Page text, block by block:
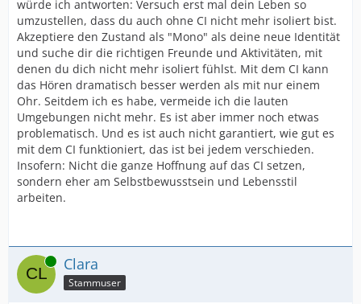
würde ich antworten: Versuch erst mal dein Leben so
umzustellen, dass du auch ohne CI nicht mehr isoliert bist.
Akzeptiere den Zustand als "Mono" als deine neue Identität
und suche dir die richtigen Freunde und Aktivitäten, mit
denen du dich nicht mehr isoliert fühlst. Mit dem CI kann
das Hören dramatisch besser werden als mit nur einem
Ohr. Seitdem ich es habe, vermeide ich die lauten
Umgebungen nicht mehr. Es ist aber immer noch etwas
problematisch. Und es ist auch nicht garantiert, wie gut es
mit dem CI funktioniert, das ist bei jedem verschieden.
Insofern: Nicht die ganze Hoffnung auf das CI setzen,
sondern eher am Selbstbewusstsein und Lebensstil
arbeiten.
Online Clara
Stammuser